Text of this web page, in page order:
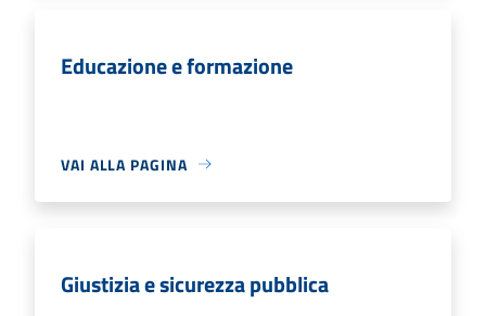
Educazione e formazione
VAI ALLA PAGINA
Giustizia e sicurezza pubblica